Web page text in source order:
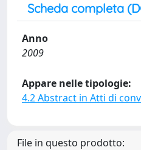
Scheda completa
Anno
2009
Appare nelle tipologie:
4.2 Abstract in Atti di
File in questo prodotto: